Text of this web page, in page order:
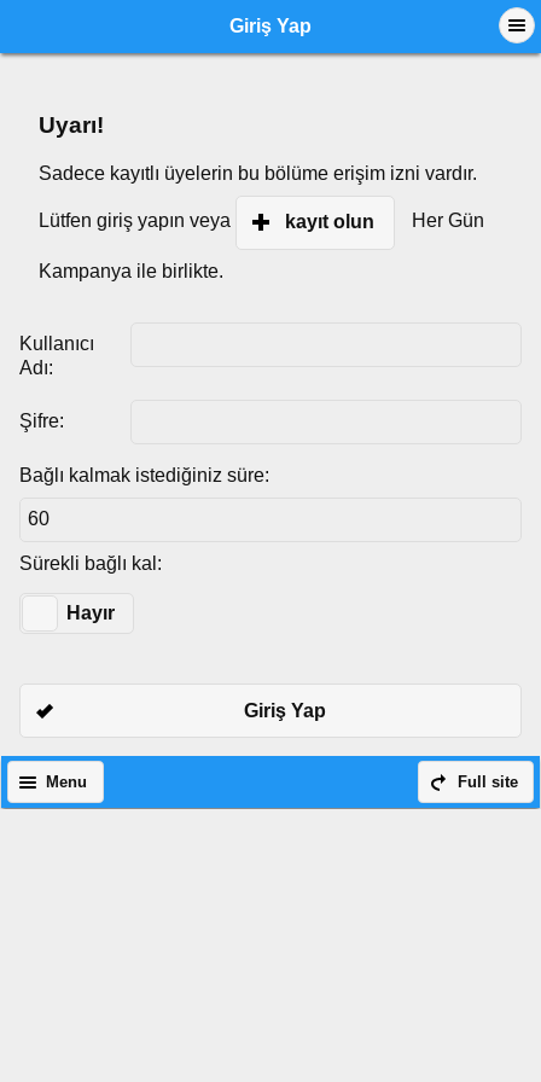
Giriş Yap
Uyarı!
Sadece kayıtlı üyelerin bu bölüme erişim izni vardır.
Lütfen giriş yapın veya kayıt olun Her Gün
Kampanya ile birlikte.
Kullanıcı
Adı:
Şifre:
Bağlı kalmak istediğiniz süre:
Sürekli bağlı kal:
Hayır
Giriş Yap
Full site
Menu